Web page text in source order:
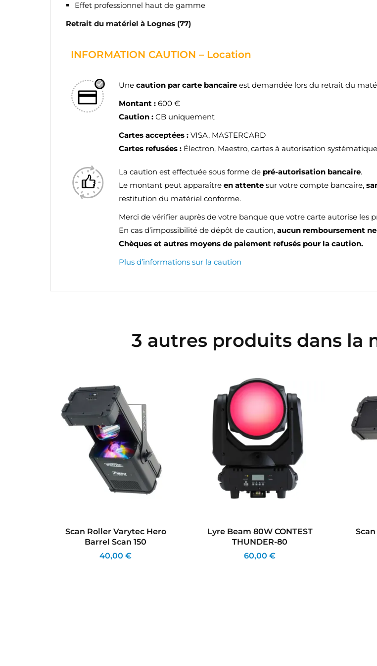
Effet professionnel haut de gamme
Retrait du matériel à Lognes (77)
INFORMATION CAUTION – Location
Unecaution par carte bancaire est demandée lors du retrait du
Montant : 600 €
Caution : CB uniquement
Cartes acceptées : VISA, MASTERCARD
Cartes refusées : Électron, Maestro, cartes à autorisation systématique
La caution est effectuée sous forme de pré-autorisation bancaire.
Le montant peut apparaîtreen attente sur votre compte bancaire,
restitution du matériel conforme.
Merci de vérifier auprès de votre banque que votre carte autorise les
En cas d’impossibilité de dépôt de caution,aucun remboursement
Chèques et autres moyens de paiement refusés pour la caution.
Plus d’informations sur la caution
3 autres produits dans la
Scan Roller Varytec Hero
Barrel Scan 150
40,00 €
Lyre Beam 80W CONTEST
THUNDER-80
60,00 €